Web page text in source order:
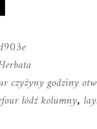
czyżyny godziny
łódź kolumny,